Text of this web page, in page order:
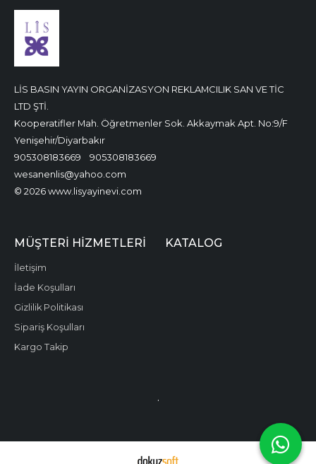
LİS BASIN YAYIN ORGANİZASYON REKLAMCILIK SAN VE TİC
LTD ŞTİ.
Kooperatifler Mah. Öğretmenler Sok. Akkaymak Apt. No:9/F
Yenişehir/Diyarbakır
905308183669
905308183669
wesanenlis@yahoo.com
© 2026 www.lisyayinevi.com
MÜŞTERI HIZMETLERI
İletişim
İade Koşulları
Gizlilik Politikası
Sipariş Koşulları
Kargo Takip
KATALOG
.